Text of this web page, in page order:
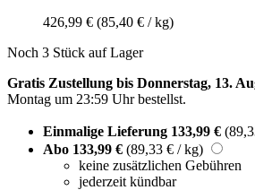
426,99 € (85,40 € / kg)
Noch 3 Stück auf Lager
Gratis Zustellung bis Donnerstag, 13.
Montag um 23:59 Uhrbestellst.
Einmalige Lieferung 133,99 €
Abo 133,99 € (89,33 € / kg)
keine zusätzlichen Gebühren
jederzeit kündbar